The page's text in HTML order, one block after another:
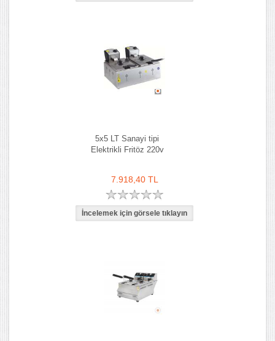
5x5 LT Sanayi tipi
Elektrikli Fritöz 220v
7.918,40 TL